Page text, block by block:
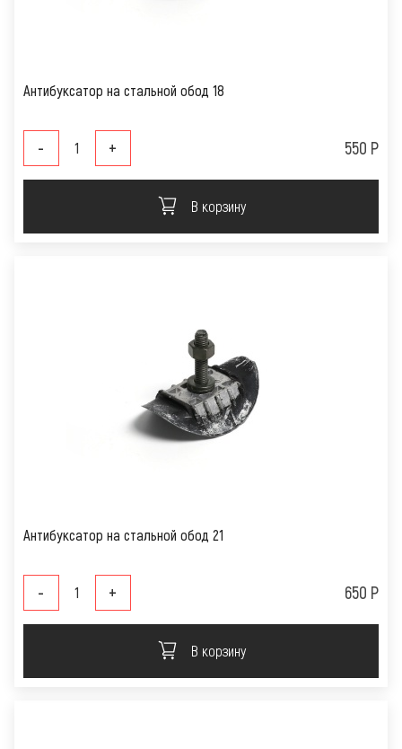
Антибуксатор на стальной обод 18
- + 550 Р
В корзину
Антибуксатор на стальной обод 21
- + 650 Р
В корзину